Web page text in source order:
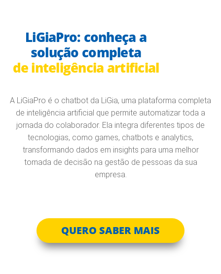
LiGiaPro: conheça a
solução completa
de inteligência artificial
A LiGiaPro é o chatbot da LiGia, uma plataforma completa
de inteligência artificial que permite automatizar toda a
jornada do colaborador. Ela integra diferentes tipos de
tecnologias, como games, chatbots e analytics,
transformando dados em insights para uma melhor
tomada de decisão na gestão de pessoas da sua
empresa.
QUERO SABER MAIS